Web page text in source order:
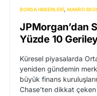
BORSA HABERLERI MAKRO
JPMorgan’dan
Yüzde 10
Küresel piyasalarda
yeniden gündemin
büyük finans
Chase’ten dikkat